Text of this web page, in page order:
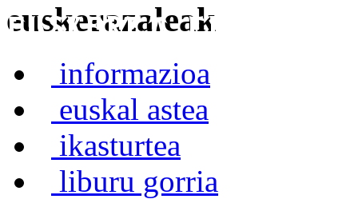
Euskerea Erabilte
euskerazaleak
informazioa
euskal astea
ikasturtea
liburu gorria